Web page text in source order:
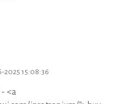
2025 15:08:36
<a